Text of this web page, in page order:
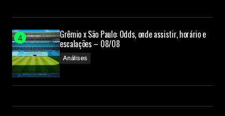
Grêmio x São Paulo: Odds, onde assistir, horário e
escalações – 08/08
Análises